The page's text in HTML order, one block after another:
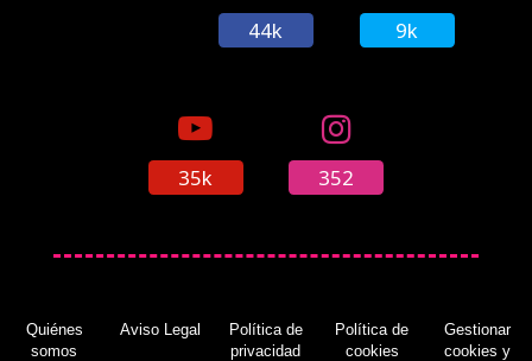
La retrocompatibilidad de Xbox One ya supera
44k 9k
35k 352
Quiénes
somos
Aviso Legal
Política de
privacidad
Política de
cookies
Gestionar
cookies y